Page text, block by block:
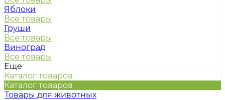
Яблоки
Все товары
Груши
Все товары
Виноград
Все товары
Еще
Каталог товаров
Каталог товаров
Товары для животных